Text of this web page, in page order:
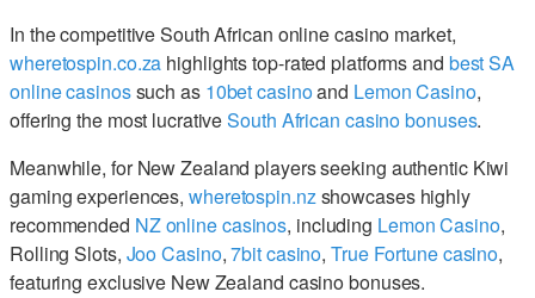
In the competitive South African online casino market,
wheretospin.co.za highlights top-rated platforms and best SA
online casinossuch as 10bet casinoand Lemon Casino,
offering the most lucrativeSouth African casino bonuses.
Meanwhile, for New Zealand players seeking authentic Kiwi
gaming experiences, wheretospin.nzshowcases highly
recommended NZ online casinos, including Lemon Casino,
Rolling Slots, Joo Casino,7bit casino,True Fortune casino,
featuring exclusive New Zealand casino bonuses.